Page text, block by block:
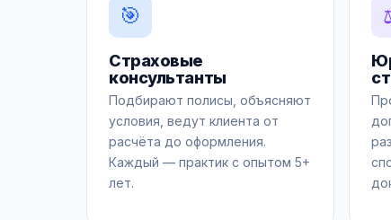
🎯
Страховые
консультанты
Подбирают полисы, объясняют
условия, ведут клиента от
расчёта до оформления.
Каждый — практик с опытом 5+
лет.